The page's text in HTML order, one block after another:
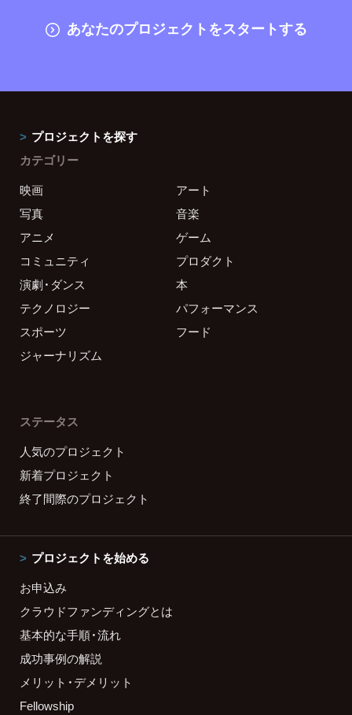
あなたのプロジェクトをスタートする
プロジェクトを探す
カテゴリー
映画
アート
写真
音楽
アニメ
ゲーム
コミュニティ
プロダクト
演劇・ダンス
本
テクノロジー
パフォーマンス
スポーツ
フード
ジャーナリズム
ステータス
人気のプロジェクト
新着プロジェクト
終了間際のプロジェクト
プロジェクトを始める
お申込み
クラウドファンディングとは
基本的な手順・流れ
成功事例の解説
メリット・デメリット
Fellowship